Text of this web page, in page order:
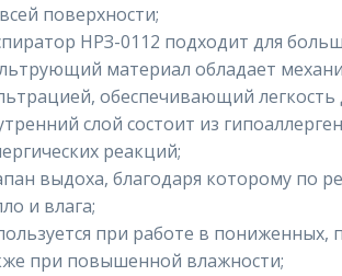
поверхности;
НРЗ-0112 подходит для
материал обладает
обеспечивающий легкость
слой состоит из
реакций;
выдоха, благодаря которому по
и влага;
при работе в
при повышенной влажности;